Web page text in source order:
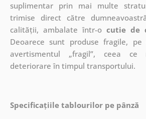
suplimentar prin mai multe
trimise direct către
calității, ambalate într-o cutie de
Deoarece sunt produse fragile,
avertismentul „fragil”, ceea ce
deteriorare în timpul transportului.
Specificațiile tablourilor pe pânză